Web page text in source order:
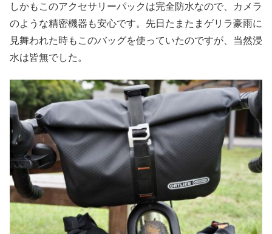
しかもこのアクセサリーパックは完全防水なので、カメラ
のような精密機器も安心です。先日たまたまゲリラ豪雨に
見舞われた時もこのバッグを使っていたのですが、当然浸
水は皆無でした。